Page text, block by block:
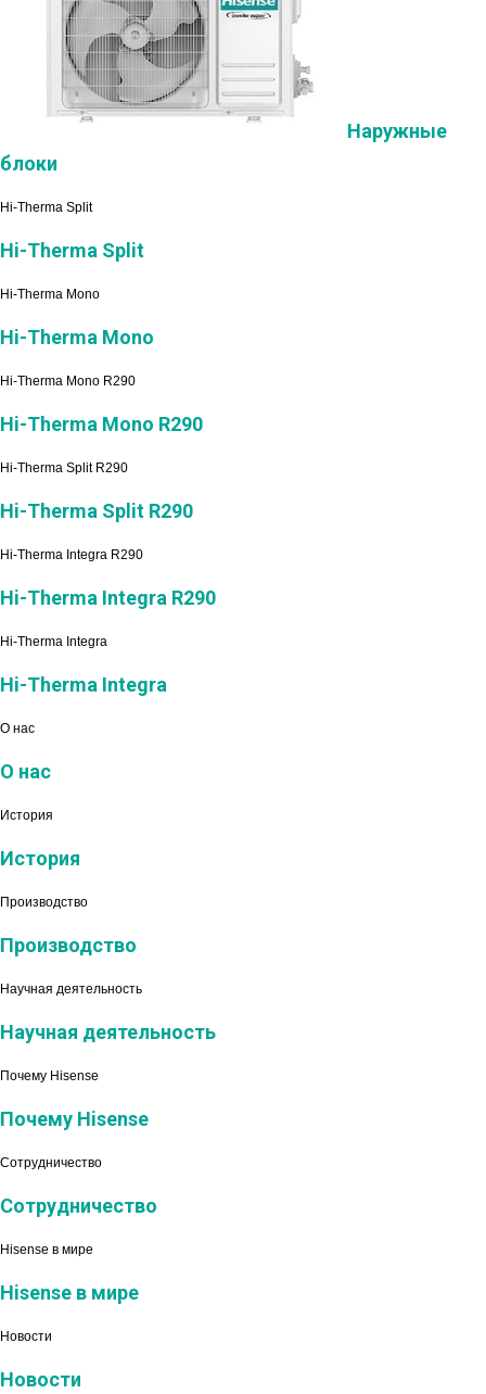
Наружные
блоки
Hi-Therma Split
Hi-Therma Split
Hi-Therma Mono
Hi-Therma Mono
Hi-Therma Mono R290
Hi-Therma Mono R290
Hi-Therma Split R290
Hi-Therma Split R290
Hi-Therma Integra R290
Hi-Therma Integra R290
Hi-Therma Integra
Hi-Therma Integra
О нас
О нас
История
История
Производство
Производство
Научная деятельность
Научная деятельность
Почему Hisense
Почему Hisense
Сотрудничество
Сотрудничество
Hisense в мире
Hisense в мире
Новости
Новости